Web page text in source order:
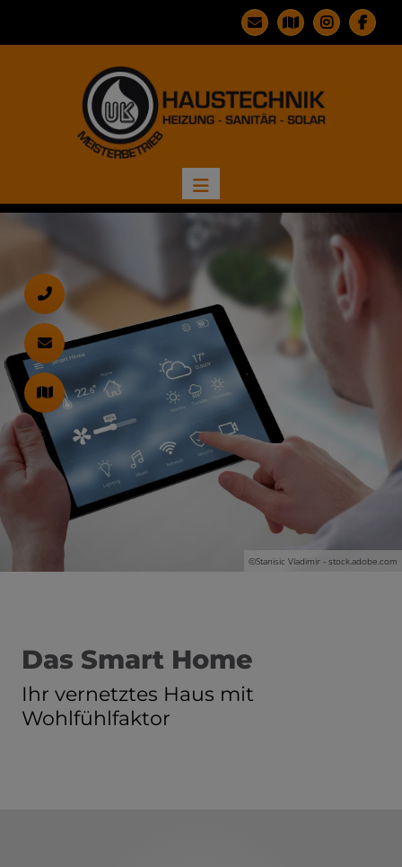
©Stanisic Vladimir - stock.adobe.com
Das Smart Home
Ihr vernetztes Haus mit
Wohlfühlfaktor
schließen
schließen
öffnen und schließen
schließen